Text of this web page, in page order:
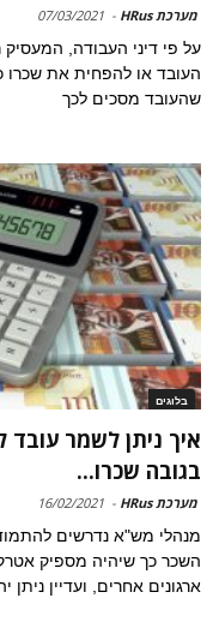
מערכת HRus -
07/03/2021
על פי דיני העבודה,
העובד או להפחית את שכרו
שהעובד מסכים לכך
בלוגים
איך ניתן לשמר
בגובה שכרו...
מערכת HRus -
16/02/2021
מנהלי מש"א נדרשים
השכר כך שיהיה מספיק
ארגונים אחרים, ועדיין